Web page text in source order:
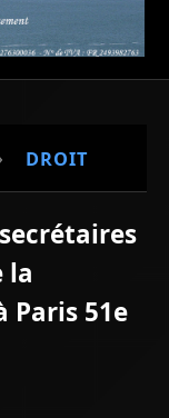
DROIT
la
Paris 51e